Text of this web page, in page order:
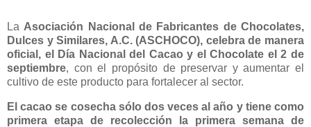
La Asociación Nacional de Fabricantes de Chocolates,
Dulces y Similares, A.C. (ASCHOCO), celebra de manera
oficial, el Día Nacional del Cacao y el Chocolate el 2 de
septiembre, con el propósito de preservar y aumentar el
cultivo de este producto para fortalecer al sector.
El cacao se cosecha sólo dos veces al año y tiene como
primera etapa de recolección la primera semana de